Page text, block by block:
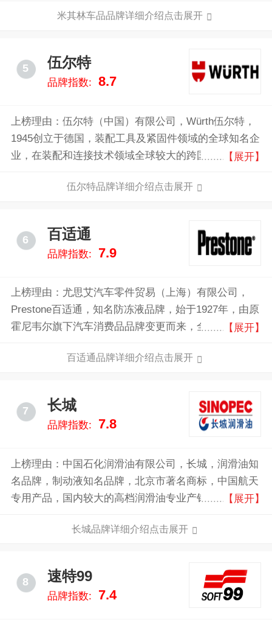
集，并提供数字化服务，帮助旅行者获得丰富的资讯，
交通运输行业的发展。
米其林车品品牌详细介绍点击展开
5 伍尔特
品牌指数: 8.7
上榜理由：伍尔特（中国）有限公司，Würth伍尔特，
1945创立于德国，装配工具及紧固件领域的全球知名企
业，在装配和连接技术领域全球较大的跨国公司，全球
【展开】
伍尔特品牌详细介绍点击展开
6 百适通
品牌指数: 7.9
上榜理由：尤思艾汽车零件贸易（上海）有限公司，
Prestone百适通，知名防冻液品牌，始于1927年，由原
霍尼韦尔旗下汽车消费品品牌变更而来，全球著名汽车
【展开】
百适通品牌详细介绍点击展开
7 长城
品牌指数: 7.8
上榜理由：中国石化润滑油有限公司，长城，润滑油知
名品牌，制动液知名品牌，北京市著名商标，中国航天
专用产品，国内较大的高档润滑油专业产销集团之一，
【展开】
长城品牌详细介绍点击展开
8 速特99
品牌指数: 7.4